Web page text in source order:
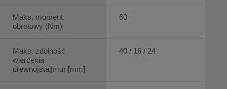
Maks. moment
obrotowy (Nm)
Maks. zdolność
wiercenia
drewno|stal|mur [mm]
60
40 / 16 / 24